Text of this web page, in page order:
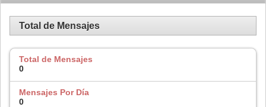
Total de Mensajes
Total de Mensajes
0
Mensajes Por Día
0